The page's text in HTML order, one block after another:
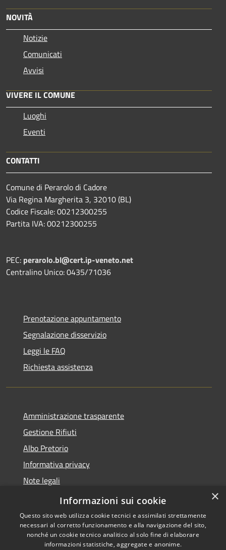
NOVITÀ
Notizie
Comunicati
Avvisi
VIVERE IL COMUNE
Luoghi
Eventi
CONTATTI
Comune di Perarolo di Cadore
Via Regina Margherita 3, 32010 (BL)
Codice Fiscale: 00212300255
Partita IVA: 00212300255
PEC: perarolo.bl@cert.ip-veneto.net
Centralino Unico: 0435/71036
Prenotazione appuntamento
Segnalazione disservizio
Leggi le FAQ
Richiesta assistenza
Amministrazione trasparente
Gestione Rifiuti
Albo Pretorio
Informativa privacy
Note legali
Dichiarazione di accessibilità
Copyright © 2026 • Comune di
×
Informazioni sui cookie
Questo sito web utilizza cookie tecnici e assimilati strettamente
necessari al corretto funzionamento e alla navigazione del sito,
nonché un cookie tecnico analitico al solo fine di elaborare
informazioni statistiche, aggregate e anonime.